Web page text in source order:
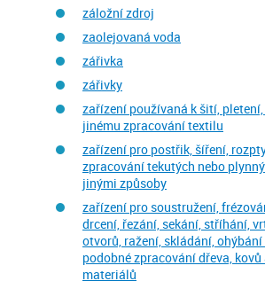
záložní zdroj
zaolejovaná voda
zářivka
zářivky
zařízení používaná k šití,
jinému zpracování textilu
zařízení pro postřik, šíření,
zpracování tekutých nebo
jinými způsoby
zařízení pro soustružení,
drcení, řezání, sekání, stříhání,
otvorů, ražení, skládání, ohýbání
podobné zpracování dřeva,
materiálů